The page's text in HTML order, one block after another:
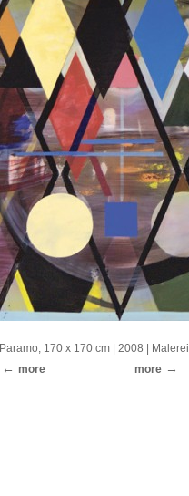
Paramo, 170 x 170 cm | 2008 | Malerei
more
more